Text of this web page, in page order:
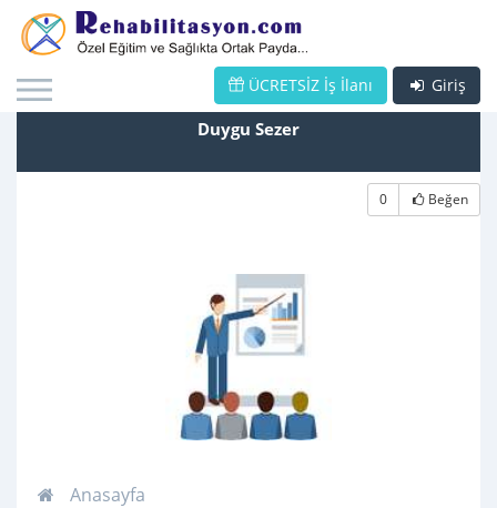
Giriş
ÜCRETSİZ İş İlanı
Duygu Sezer
0 Beğen
Anasayfa